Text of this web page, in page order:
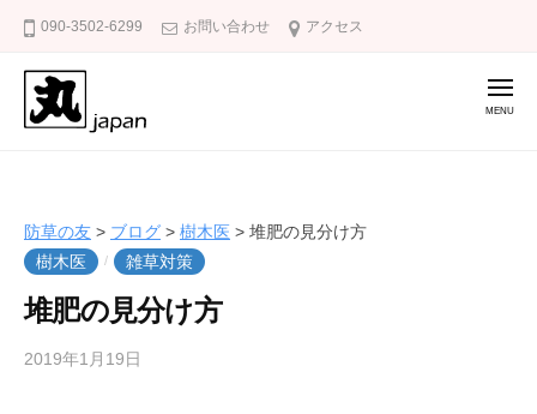
090-3502-6299 お問い合わせ アクセス
の
友
草
対
策
防
メ
ニ
防草の友 > ブログ > 樹木医 > 堆肥の見分け方
樹木医
/ 雑草対策
堆肥の見分け方
2019年1月19日
草
友